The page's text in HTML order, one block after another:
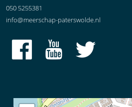
050 5255381
info@meerschap-paterswolde.nl